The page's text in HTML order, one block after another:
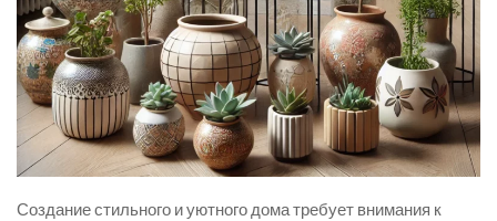
Создание стильного и уютного дома требует внимания к